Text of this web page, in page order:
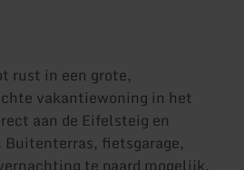
rust in een grote,
vakantiewoning in het
aan de Eifelsteig en
fietsgarage,